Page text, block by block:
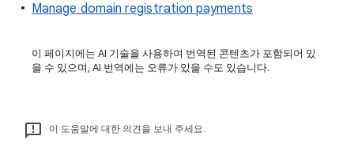
Manage domain registration payments
이 페이지에는 AI 기술을 사용하여 번역된 콘텐츠가 포함되어 있
을 수 있으며, AI 번역에는 오류가 있을 수도 있습니다.
이 도움말에 대한 의견을 보내 주세요.